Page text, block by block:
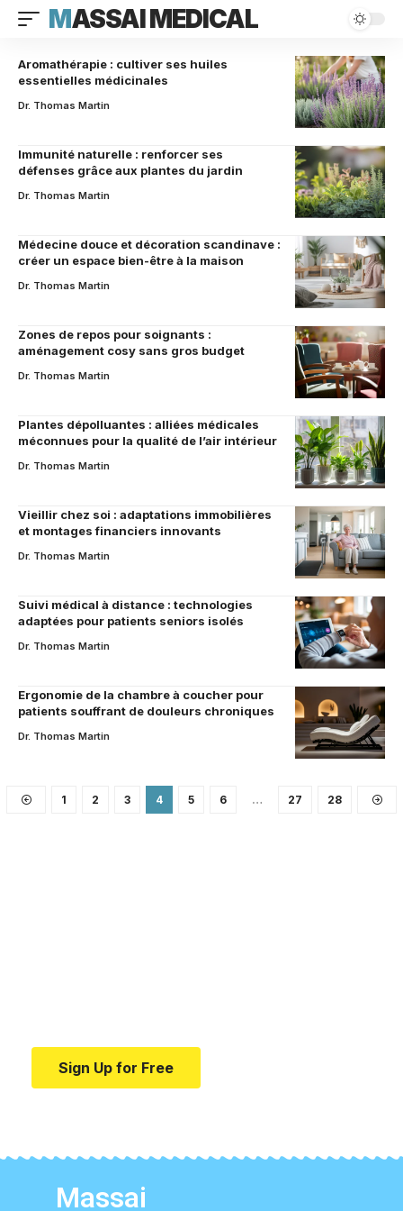
MASSAI MEDICAL
Aromathérapie : cultiver ses huiles
essentielles médicinales
Dr. Thomas Martin
Immunité naturelle : renforcer ses
défenses grâce aux plantes du jardin
Dr. Thomas Martin
Médecine douce et décoration scandinave :
créer un espace bien-être à la maison
Dr. Thomas Martin
Zones de repos pour soignants :
aménagement cosy sans gros budget
Dr. Thomas Martin
Plantes dépolluantes : alliées médicales
méconnues pour la qualité de l’air intérieur
Dr. Thomas Martin
Vieillir chez soi : adaptations immobilières
et montages financiers innovants
Dr. Thomas Martin
Suivi médical à distance : technologies
adaptées pour patients seniors isolés
Dr. Thomas Martin
Ergonomie de la chambre à coucher pour
patients souffrant de douleurs chroniques
Dr. Thomas Martin
1 2 3 4 5 6 … 27 28
Sign Up for Free
Massai